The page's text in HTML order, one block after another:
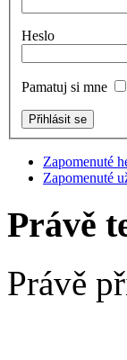
Heslo
Pamatuj si mne
Zapomenuté
Zapomenuté
Právě
Právě